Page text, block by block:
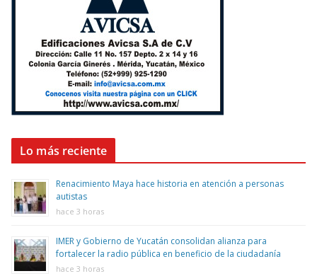
Lo más reciente
Renacimiento Maya hace historia en atención a personas
autistas
hace 3 horas
IMER y Gobierno de Yucatán consolidan alianza para
fortalecer la radio pública en beneficio de la ciudadanía
hace 3 horas